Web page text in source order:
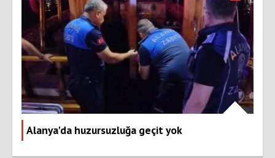
Alanya'da huzursuzluğa geçit yok